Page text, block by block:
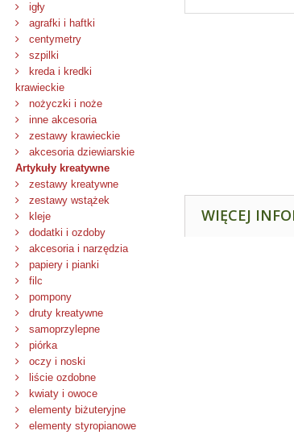
igły
agrafki i haftki
centymetry
szpilki
kreda i kredki
krawieckie
nożyczki i noże
inne akcesoria
zestawy krawieckie
akcesoria dziewiarskie
Artykuły kreatywne
zestawy kreatywne
zestawy wstążek
kleje
dodatki i ozdoby
akcesoria i narzędzia
papiery i pianki
filc
pompony
druty kreatywne
samoprzylepne
piórka
oczy i noski
liście ozdobne
kwiaty i owoce
elementy biżuteryjne
elementy styropianowe
WIĘCEJ